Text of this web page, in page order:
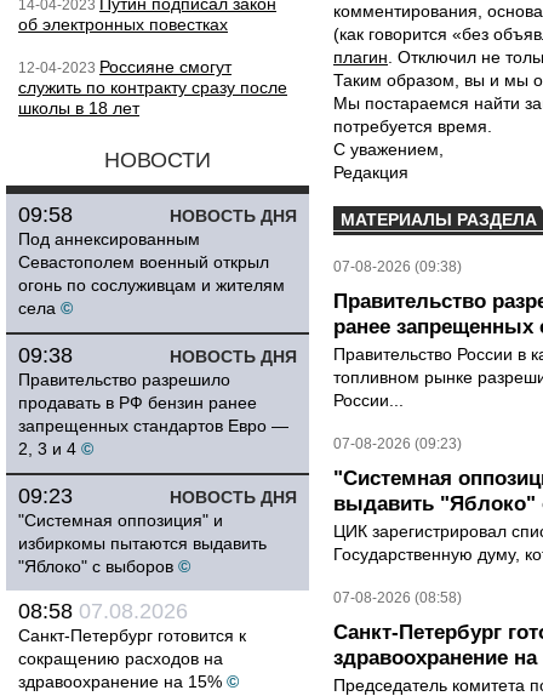
14-04-2023
об электронных повестках
12-04-2023 Россияне смогут
служить по контракту сразу после
школы в 18 лет
НОВОСТИ
НОВОСТЬ ДНЯ
09:58
Под аннексированным
Севастополем военный открыл
огонь по сослуживцам и жителям
села ©
НОВОСТЬ ДНЯ
09:38
Правительство разрешило
продавать в РФ бензин ранее
запрещенных стандартов Евро —
2, 3 и 4 ©
НОВОСТЬ ДНЯ
09:23
"Системная оппозиция" и
избиркомы пытаются выдавить
"Яблоко" с выборов ©
08:58 07.08.2026
Санкт-Петербург готовится к
сокращению расходов на
здравоохранение на 15% ©
комментирования,
(как говорится «без
плагин . Отключил не
Таким образом, вы и мы
Мы постараемся найти
потребуется время.
С уважением,
Редакция
МАТЕРИАЛЫ РАЗДЕЛА
07-08-2026 (09:38)
Правительство
ранее запрещенных
Правительство России в
топливном рынке
России...
07-08-2026 (09:23)
"Системная
выдавить "Яблоко"
ЦИК зарегистрировал
Государственную думу,
07-08-2026 (08:58)
Санкт-Петербург
здравоохранение на
Председатель комитета